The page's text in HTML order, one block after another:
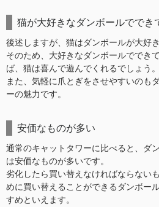
猫が大好きなダンボールででき
後述しますが、猫はダンボールが大好き
そのため、大好きなダンボールででき
ば、猫は喜んで遊んでくれるでしょう。
また、気軽に爪とぎをさせやすいのも
ーの魅力です。
安価なものが多い
通常のキャットタワーに比べると、ダ
は安価なものが多いです。
劣化したら買い替えなければならない
めに買い替えることができるダンボー
すめといえます。